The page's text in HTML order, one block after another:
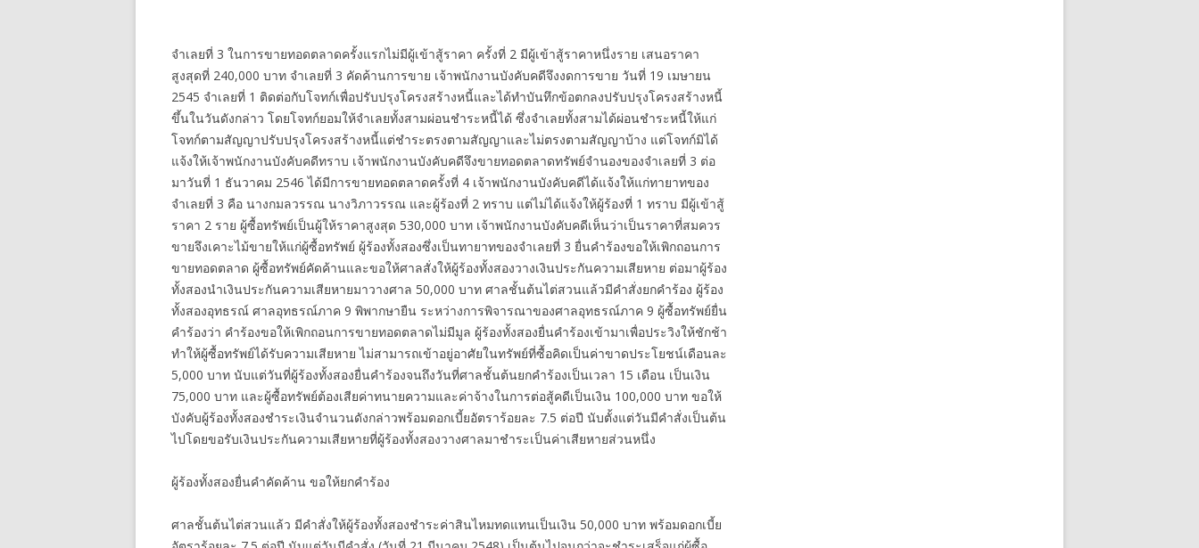
จำเลยที่ 3 ในการขายทอดตลาดครั้งแรกไม่มีผู้เข้าสู้ราคา ครั้งที่ 2 มีผู้เข้าสู้ราคาหนึ่งราย เสนอราคา
สูงสุดที่ 240,000 บาท จำเลยที่ 3 คัดค้านการขาย เจ้าพนักงานบังคับคดีจึงงดการขาย วันที่ 19 เมษายน
2545 จำเลยที่ 1 ติดต่อกับโจทก์เพื่อปรับปรุงโครงสร้างหนี้และได้ทำบันทึกข้อตกลงปรับปรุงโครงสร้างหนี้
ขึ้นในวันดังกล่าว โดยโจทก์ยอมให้จำเลยทั้งสามผ่อนชำระหนี้ได้ ซึ่งจำเลยทั้งสามได้ผ่อนชำระหนี้ให้แก่
โจทก์ตามสัญญาปรับปรุงโครงสร้างหนี้แต่ชำระตรงตามสัญญาและไม่ตรงตามสัญญาบ้าง แต่โจทก์มิได้
แจ้งให้เจ้าพนักงานบังคับคดีทราบ เจ้าพนักงานบังคับคดีจึงขายทอดตลาดทรัพย์จำนองของจำเลยที่ 3 ต่อ
มาวันที่ 1 ธันวาคม 2546 ได้มีการขายทอดตลาดครั้งที่ 4 เจ้าพนักงานบังคับคดีได้แจ้งให้แก่ทายาทของ
จำเลยที่ 3 คือ นางกมลวรรณ นางวิภาวรรณ และผู้ร้องที่ 2 ทราบ แต่ไม่ได้แจ้งให้ผู้ร้องที่ 1 ทราบ มีผู้เข้าสู้
ราคา 2 ราย ผู้ซื้อทรัพย์เป็นผู้ให้ราคาสูงสุด 530,000 บาท เจ้าพนักงานบังคับคดีเห็นว่าเป็นราคาที่สมควร
ขายจึงเคาะไม้ขายให้แก่ผู้ซื้อทรัพย์ ผู้ร้องทั้งสองซึ่งเป็นทายาทของจำเลยที่ 3 ยื่นคำร้องขอให้เพิกถอนการ
ขายทอดตลาด ผู้ซื้อทรัพย์คัดค้านและขอให้ศาลสั่งให้ผู้ร้องทั้งสองวางเงินประกันความเสียหาย ต่อมาผู้ร้อง
ทั้งสองนำเงินประกันความเสียหายมาวางศาล 50,000 บาท ศาลชั้นต้นไต่สวนแล้วมีคำสั่งยกคำร้อง ผู้ร้อง
ทั้งสองอุทธรณ์ ศาลอุทธรณ์ภาค 9 พิพากษายืน ระหว่างการพิจารณาของศาลอุทธรณ์ภาค 9 ผู้ซื้อทรัพย์ยื่น
คำร้องว่า คำร้องขอให้เพิกถอนการขายทอดตลาดไม่มีมูล ผู้ร้องทั้งสองยื่นคำร้องเข้ามาเพื่อประวิงให้ชักช้า
ทำให้ผู้ซื้อทรัพย์ได้รับความเสียหาย ไม่สามารถเข้าอยู่อาศัยในทรัพย์ที่ซื้อคิดเป็นค่าขาดประโยชน์เดือนละ
5,000 บาท นับแต่วันที่ผู้ร้องทั้งสองยื่นคำร้องจนถึงวันที่ศาลชั้นต้นยกคำร้องเป็นเวลา 15 เดือน เป็นเงิน
75,000 บาท และผู้ซื้อทรัพย์ต้องเสียค่าทนายความและค่าจ้างในการต่อสู้คดีเป็นเงิน 100,000 บาท ขอให้
บังคับผู้ร้องทั้งสองชำระเงินจำนวนดังกล่าวพร้อมดอกเบี้ยอัตราร้อยละ 7.5 ต่อปี นับตั้งแต่วันมีคำสั่งเป็นต้น
ไปโดยขอรับเงินประกันความเสียหายที่ผู้ร้องทั้งสองวางศาลมาชำระเป็นค่าเสียหายส่วนหนึ่ง
ผู้ร้องทั้งสองยื่นคำคัดค้าน ขอให้ยกคำร้อง
ศาลชั้นต้นไต่สวนแล้ว มีคำสั่งให้ผู้ร้องทั้งสองชำระค่าสินไหมทดแทนเป็นเงิน 50,000 บาท พร้อมดอกเบี้ย